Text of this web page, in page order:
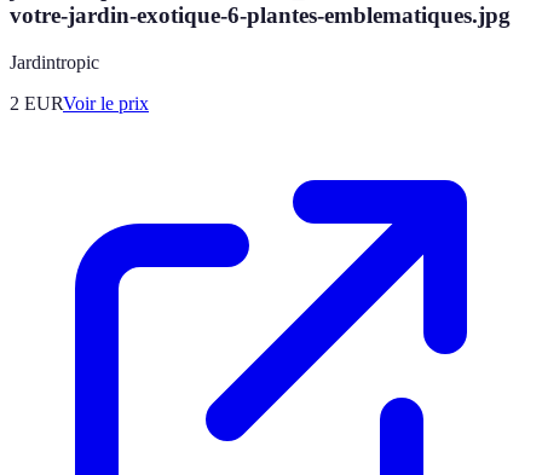
votre-jardin-exotique-6-plantes-emblematiques.jpg
Jardintropic
2 EURVoir le prix